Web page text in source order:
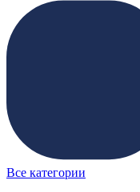
Все категории